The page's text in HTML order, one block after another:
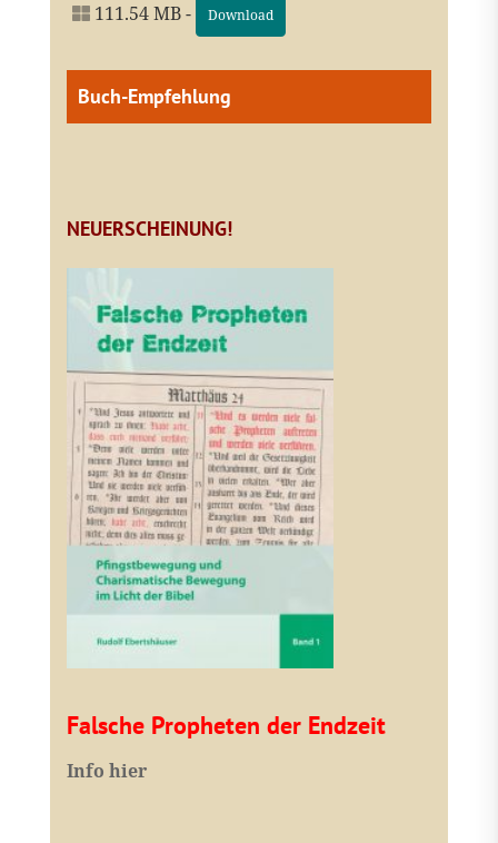
111.54 MB -
Download
Buch-Empfehlung
NEUERSCHEINUNG!
Falsche Propheten der Endzeit
Info hier